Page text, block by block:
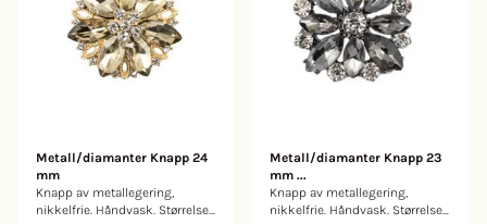
Metall/diamanter Knapp 24
mm
Knapp av metallegering,
nikkelfrie. Håndvask. Størrelse:
Metall/diamanter Knapp 23
mm ...
Knapp av metallegering,
nikkelfrie. Håndvask. Størrelse: